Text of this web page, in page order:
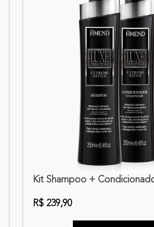
Kit Shampoo +
R$ 239,90